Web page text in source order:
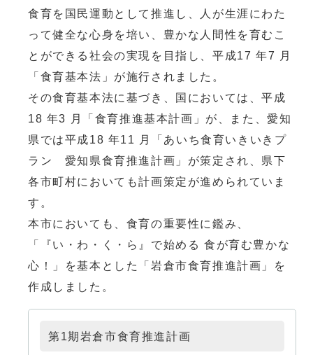
食育を国民運動として推進し、人が生涯にわた
って健全な心身を培い、豊かな人間性を育むこ
とができる社会の実現を目指し、平成17 年7 月
「食育基本法」が施行されました。
その食育基本法に基づき、国においては、平成
18 年3 月「食育推進基本計画」が、また、愛知
県では平成18 年11 月「あいち食育いきいきプ
ラン 愛知県食育推進計画」が策定され、県下
各市町村においても計画策定が進められていま
す。
本市においても、食育の重要性に鑑み、
「『い・わ・く・ら』で始める 食が育む豊かな
心！」を基本とした「岩倉市食育推進計画」を
作成しました。
第1期岩倉市食育推進計画